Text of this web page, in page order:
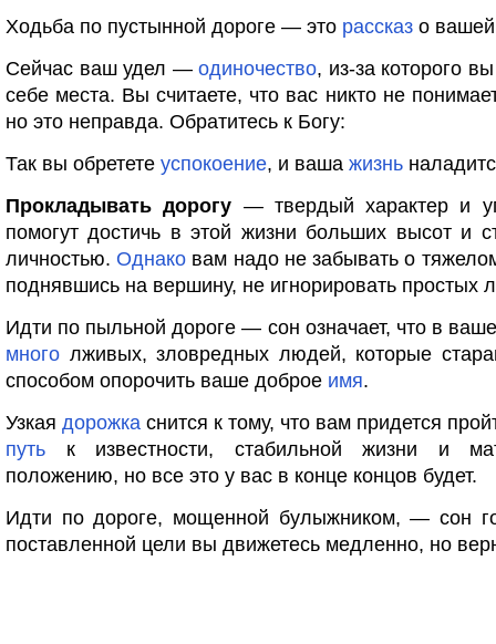
Ходьба по пустынной дороге — это рассказ о
Сейчас ваш удел —одиночество, из-за которого
себе места. Вы считаете, что вас никто не
но это неправда. Обратитесь к Богу:
Так вы обретете успокоение, и ваша жизнь
Прокладывать дорогу — твердый характер и
помогут достичь в этой жизни больших высот и
личностью.Однако вам надо не забывать о
поднявшись на вершину, не игнорировать простых
Идти по пыльной дороге — сон означает, что в
много лживых, зловредных людей, которые
способом опорочить ваше доброе имя.
Узкая дорожка снится к тому, что вам придется
путь к известности, стабильной жизни и
положению, но все это у вас в конце концов будет.
Идти по дороге, мощенной булыжником, — сон
поставленной цели вы движетесь медленно, но